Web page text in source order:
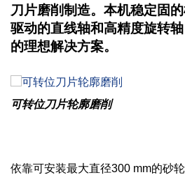
刀片磨削制造。本机稳定固
驱动的直线轴和高精度旋转
的理想解决方案。
可转位刀片轮廓磨削
依靠可安装最大直径300 mm的砂